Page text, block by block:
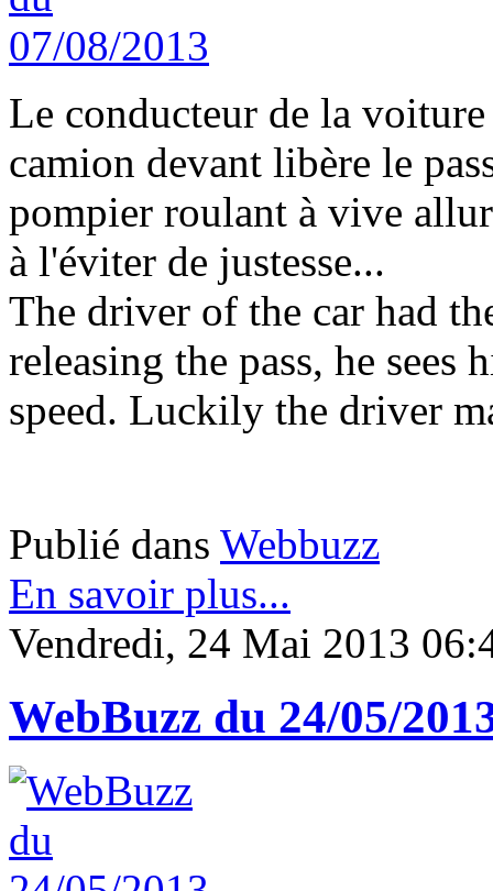
Le conducteur de la
camion devant libère le
pompier roulant à vive
à l'éviter de justesse...
The driver of the car had
releasing the pass, he
speed. Luckily the driver
Publié dans Webbuzz
En savoir plus...
Vendredi, 24 Mai 2013
WebBuzz du 24/05/